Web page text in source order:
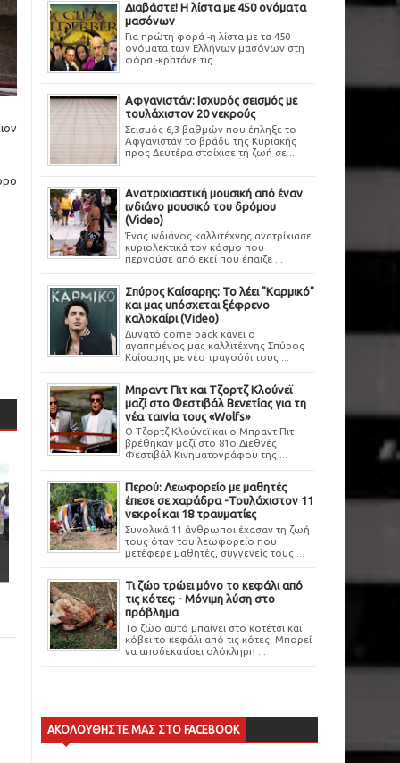
Διαβάστε! Η λίστα με 450 ονόματα
μασόνων
Για πρώτη φορά -η λίστα με τα 450
ονόματα των Ελλήνων μασόνων στη
φόρα -κρατάνε τις ...
Αφγανιστάν: Ισχυρός σεισμός με
τουλάχιστον 20 νεκρούς
Σεισμός 6,3 βαθμών που έπληξε το
Αφγανιστάν το βράδυ της Κυριακής
προς Δευτέρα στοίχισε τη ζωή σε ...
Ανατριχιαστική μουσική από έναν
ινδιάνο μουσικό του δρόμου
(Video)
Ένας ινδιάνος καλλιτέχνης ανατρίχιασε
κυριολεκτικά τον κόσμο που
περνούσε από εκεί που έπαιζε ...
Σπύρος Καίσαρης: Το λέει "Καρμικό"
και μας υπόσχεται ξέφρενο
καλοκαίρι (Video)
Δυνατό come back κάνει ο
αγαπημένος μας καλλιτέχνης Σπύρος
Καίσαρης με νέο τραγούδι τους ...
Μπραντ Πιτ και Τζορτζ Κλούνεϊ
μαζί στο Φεστιβάλ Βενετίας για τη
νέα ταινία τους «Wolfs»
Ο Τζορτζ Κλούνεϊ και ο Μπραντ Πιτ
βρέθηκαν μαζί στο 81ο Διεθνές
Φεστιβάλ Κινηματογράφου της ...
Περού: Λεωφορείο με μαθητές
έπεσε σε χαράδρα -Τουλάχιστον 11
νεκροί και 18 τραυματίες
Συνολικά 11 άνθρωποι έχασαν τη ζωή
τους όταν του λεωφορείο που
μετέφερε μαθητές, συγγενείς τους ...
Τι ζώο τρώει μόνο το κεφάλι από
τις κότες; - Μόνιμη λύση στο
πρόβλημα
Το ζώο αυτό μπαίνει στο κοτέτσι και
κόβει το κεφάλι από τις κότες. Μπορεί
να αποδεκατίσει ολόκληρη ...
ΑΚΟΛΟΥΘΗΣΤΕ ΜΑΣ ΣΤΟ FACEBOOK